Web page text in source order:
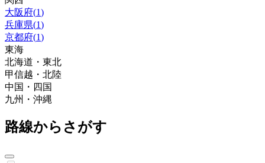
大阪府(1)
兵庫県(1)
京都府(1)
東海
北海道・東北
甲信越・北陸
中国・四国
九州・沖縄
路線からさがす